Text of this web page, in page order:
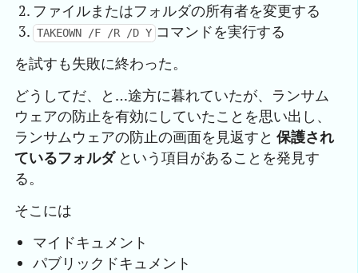
ファイルまたはフォルダの所有者を変更する
TAKEOWN /F /R /D Y コマンドを実行する
を試すも失敗に終わった。
どうしてだ、と…途方に暮れていたが、ランサム
ウェアの防止を有効にしていたことを思い出し、
ランサムウェアの防止の画面を見返すと 保護され
ているフォルダという項目があることを発見す
る。
そこには
マイドキュメント
パブリックドキュメント